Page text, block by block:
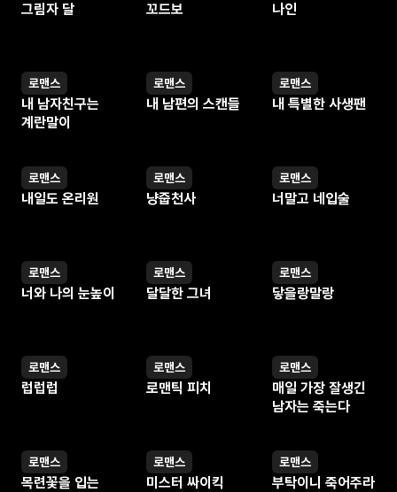
그림자 달 꼬드보 나인
웹툰
로맨스
내 남자친구는
계란말이
웹툰
로맨스
내 남편의 스캔들
웹툰
로맨스
내 특별한 사생팬
웹툰
로맨스
내일도 온리원
웹툰
로맨스
냥줍천사
웹툰
로맨스
너말고 네입술
웹툰
로맨스
너와 나의 눈높이
웹툰
로맨스
달달한 그녀
웹툰
로맨스
닿을랑말랑
웹툰
로맨스
럽럽럽
웹툰
로맨스
로맨틱 피치
웹툰
로맨스
매일 가장 잘생긴
남자는 죽는다
웹툰
로맨스
목련꽃을 입는
웹툰
로맨스
미스터 싸이킥
웹툰
로맨스
부탁이니 죽어주라